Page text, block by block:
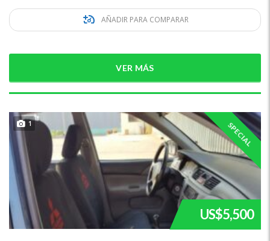
AÑADIR PARA COMPARAR
VER MÁS
1 SPECIAL
US$5,500